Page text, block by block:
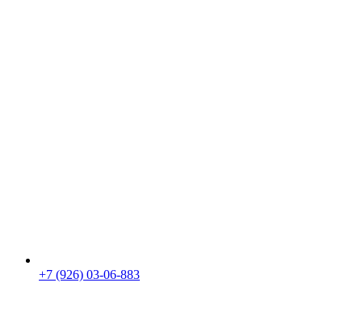
+7 (926) 03-06-883